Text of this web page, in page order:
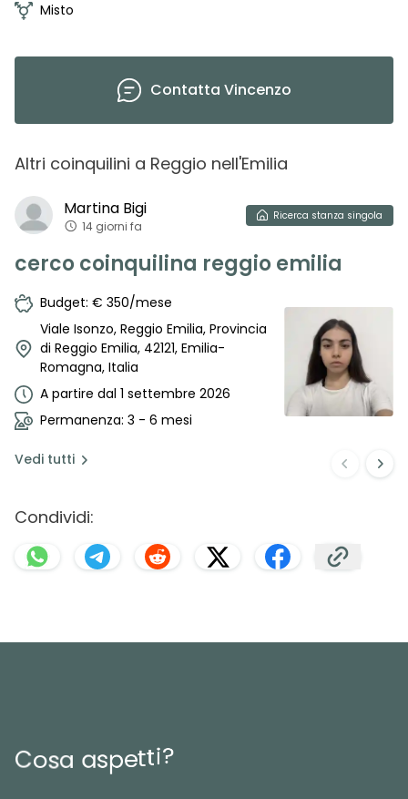
Misto
ContattaVincenzo
Altri coinquilini a Reggio nell'Emilia
Martina Bigi
14 giorni fa
Ricerca stanza singola
cerco coinquilina reggio emilia
Budget: € 350/mese
Viale Isonzo, Reggio Emilia, Provincia
di Reggio Emilia, 42121, Emilia-
Romagna, Italia
A partire dal 1 settembre 2026
Permanenza: 3 - 6 mesi
Vedi tutti
Condividi:
Cosa aspetti?